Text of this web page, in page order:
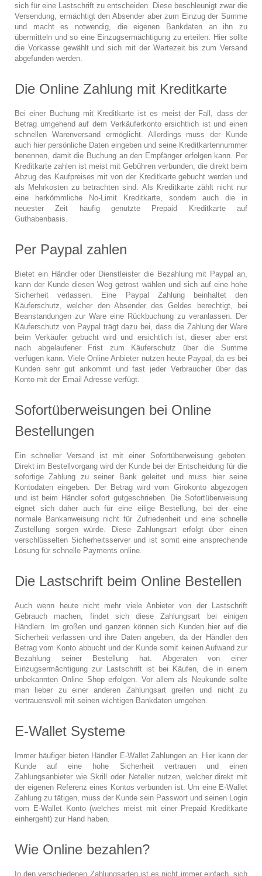
sich für eine Lastschrift zu entscheiden. Diese beschleunigt zwar die
Versendung, ermächtigt den Absender aber zum Einzug der Summe
und macht es notwendig, die eigenen Bankdaten an ihn zu
übermitteln und so eine Einzugsermächtigung zu erteilen. Hier sollte
die Vorkasse gewählt und sich mit der Wartezeit bis zum Versand
abgefunden werden.
Die Online Zahlung mit Kreditkarte
Bei einer Buchung mit Kreditkarte ist es meist der Fall, dass der
Betrag umgehend auf dem Verkäuferkonto ersichtlich ist und einen
schnellen Warenversand ermöglicht. Allerdings muss der Kunde
auch hier persönliche Daten eingeben und seine Kreditkartennummer
benennen, damit die Buchung an den Empfänger erfolgen kann. Per
Kreditkarte zahlen ist meist mit Gebühren verbunden, die direkt beim
Abzug des Kaufpreises mit von der Kreditkarte gebucht werden und
als Mehrkosten zu betrachten sind. Als Kreditkarte zählt nicht nur
eine herkömmliche No-Limit Kreditkarte, sondern auch die in
neuester Zeit häufig genutzte Prepaid Kreditkarte auf
Guthabenbasis.
Per Paypal zahlen
Bietet ein Händler oder Dienstleister die Bezahlung mit Paypal an,
kann der Kunde diesen Weg getrost wählen und sich auf eine hohe
Sicherheit verlassen. Eine Paypal Zahlung beinhaltet den
Käuferschutz, welcher den Absender des Geldes berechtigt, bei
Beanstandungen zur Ware eine Rückbuchung zu veranlassen. Der
Käuferschutz von Paypal trägt dazu bei, dass die Zahlung der Ware
beim Verkäufer gebucht wird und ersichtlich ist, dieser aber erst
nach abgelaufener Frist zum Käuferschutz über die Summe
verfügen kann. Viele Online Anbieter nutzen heute Paypal, da es bei
Kunden sehr gut ankommt und fast jeder Verbraucher über das
Konto mit der Email Adresse verfügt.
Sofortüberweisungen bei Online
Bestellungen
Ein schneller Versand ist mit einer Sofortüberweisung geboten.
Direkt im Bestellvorgang wird der Kunde bei der Entscheidung für die
sofortige Zahlung zu seiner Bank geleitet und muss hier seine
Kontodaten eingeben. Der Betrag wird vom Girokonto abgezogen
und ist beim Händler sofort gutgeschrieben. Die Sofortüberweisung
eignet sich daher auch für eine eilige Bestellung, bei der eine
normale Bankanweisung nicht für Zufriedenheit und eine schnelle
Zustellung sorgen würde. Diese Zahlungsart erfolgt über einen
verschlüsselten Sicherheitsserver und ist somit eine ansprechende
Lösung für schnelle Payments online.
Die Lastschrift beim Online Bestellen
Auch wenn heute nicht mehr viele Anbieter von der Lastschrift
Gebrauch machen, findet sich diese Zahlungsart bei einigen
Händlern. Im großen und ganzen können sich Kunden hier auf die
Sicherheit verlassen und ihre Daten angeben, da der Händler den
Betrag vom Konto abbucht und der Kunde somit keinen Aufwand zur
Bezahlung seiner Bestellung hat. Abgeraten von einer
Einzugsermächtigung zur Lastschrift ist bei Käufen, die in einem
unbekannten Online Shop erfolgen. Vor allem als Neukunde sollte
man lieber zu einer anderen Zahlungsart greifen und nicht zu
vertrauensvoll mit seinen wichtigen Bankdaten umgehen.
E-Wallet Systeme
Immer häufiger bieten Händler E-Wallet Zahlungen an. Hier kann der
Kunde auf eine hohe Sicherheit vertrauen und einen
Zahlungsanbieter wie Skrill oder Neteller nutzen, welcher direkt mit
der eigenen Referenz eines Kontos verbunden ist. Um eine E-Wallet
Zahlung zu tätigen, muss der Kunde sein Passwort und seinen Login
vom E-Wallet Konto (welches meist mit einer Prepaid Kreditkarte
einhergeht) zur Hand haben.
Wie Online bezahlen?
In den verschiedenen Zahlungsarten ist es nicht immer einfach, sich